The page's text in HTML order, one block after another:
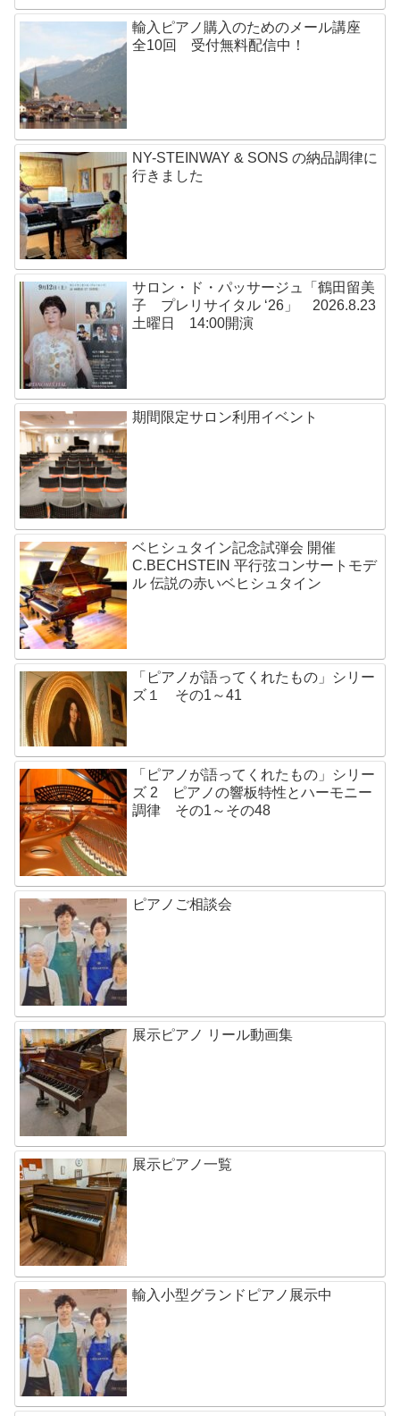
輸入ピアノ購入のためのメール講座
全10回 受付無料配信中！
NY-STEINWAY & SONS の納品調律に
行きました
サロン・ド・パッサージュ「鶴田留美
子 プレリサイタル ‘26」 2026.8.23
土曜日 14:00開演
期間限定サロン利用イベント
ベヒシュタイン記念試弾会 開催
C.BECHSTEIN 平行弦コンサートモデ
ル 伝説の赤いベヒシュタイン
「ピアノが語ってくれたもの」シリー
ズ１ その1～41
「ピアノが語ってくれたもの」シリー
ズ 2 ピアノの響板特性とハーモニー
調律 その1～その48
ピアノご相談会
展示ピアノ リール動画集
展示ピアノ一覧
輸入小型グランドピアノ展示中